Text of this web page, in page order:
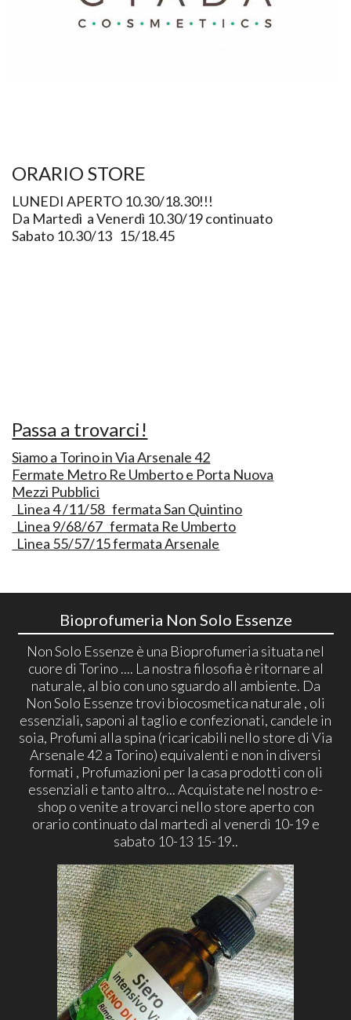
ORARIO STORE
LUNEDI APERTO 10.30/18.30!!!
Da Martedì a Venerdì 10.30/19 continuato
Sabato 10.30/13 15/18.45
Passa a trovarci!
Siamo a Torino in Via Arsenale 42
Fermate Metro Re Umberto e Porta Nuova
Mezzi Pubblici
Linea 4 /11/58 fermata San Quintino
Linea 9/68/67 fermata Re Umberto
Linea 55/57/15 fermata Arsenale
Bioprofumeria Non Solo Essenze
Non Solo Essenze è una Bioprofumeria situata nel
cuore di Torino .... La nostra filosofia è ritornare al
naturale, al bio con uno sguardo all ambiente. Da
Non Solo Essenze trovi biocosmetica naturale , oli
essenziali, saponi al taglio e confezionati, candele in
soia, Profumi alla spina (ricaricabili nello store di Via
Arsenale 42 a Torino) equivalenti e non in diversi
formati , Profumazioni per la casa prodotti con oli
essenziali e tanto altro... Acquistate nel nostro e-
shop o venite a trovarci nello store aperto con
orario continuato dal martedì al venerdì 10-19 e
sabato 10-13 15-19..